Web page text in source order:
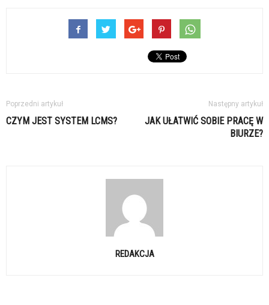
Poprzedni artykuł
CZYM JEST SYSTEM LCMS?
Następny artykuł
JAK UŁATWIĆ SOBIE PRACĘ W
BIURZE?
REDAKCJA